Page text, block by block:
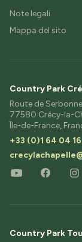
Note legali
Mappa del sito
Country Park
Route de
77580 Crécy-la-
Île-de-France,
+33 (0)1 64 04
Country Park